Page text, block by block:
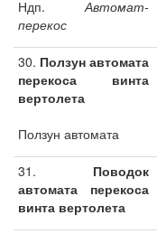
Ндп.Автомат-
перекос
30. Ползун автомата
перекоса винта
вертолета
Ползун автомата
31. Поводок
автомата перекоса
винта вертолета